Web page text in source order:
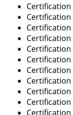
Certification
Certification
Certification
Certification
Certification
Certification
Certification
Certification
Certification
Certification
Certification